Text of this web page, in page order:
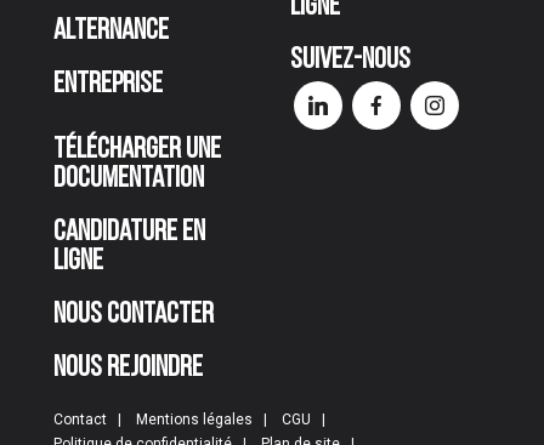
Alternance
Entreprise
ligne
Suivez-nous
Télécharger une
documentation
Candidature en
ligne
Nous contacter
Nous rejoindre
Contact Mentions légales
CGU